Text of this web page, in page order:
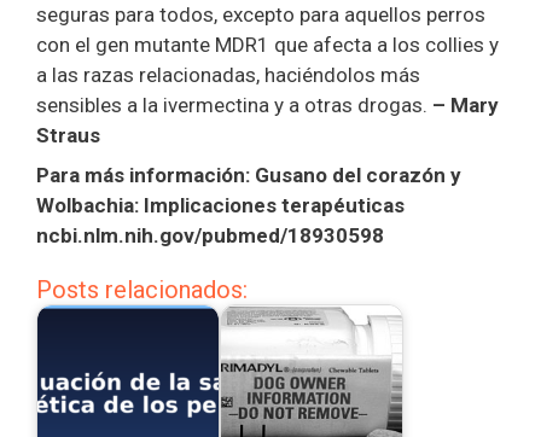
seguras para todos, excepto para aquellos perros
con el gen mutante MDR1 que afecta a los collies y
a las razas relacionadas, haciéndolos más
sensibles a la ivermectina y a otras drogas. – Mary
Straus
Para más información: Gusano del corazón y
Wolbachia: Implicaciones terapéuticas
ncbi.nlm.nih.gov/pubmed/18930598
Posts relacionados: